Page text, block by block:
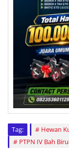
Tag: Hewan
PTPN IV Bah